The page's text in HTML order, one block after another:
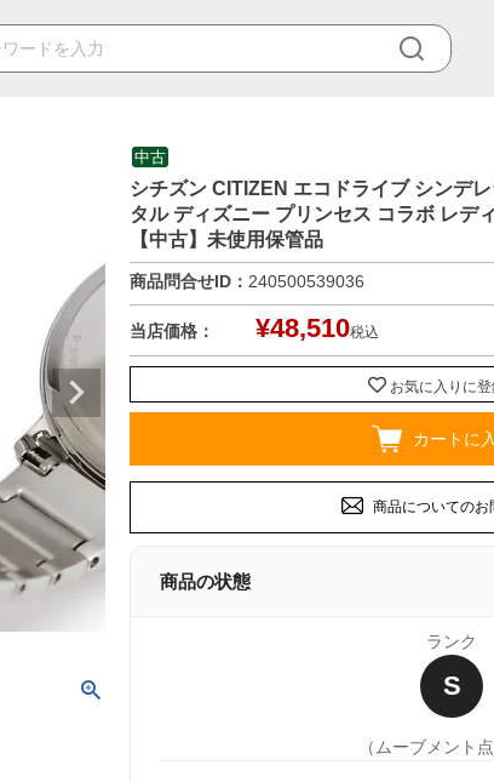
中古
シチズン CITIZEN エコドライブ シンデ
タル ディズニー プリンセス コラボ レデ
【中古】未使用保管品
商品問合せID： 240500539036
当店価格： ¥48,510税込
お気に入りに
カートに
商品についてのお
商品の状態
ランク
S
（ムーブメント点